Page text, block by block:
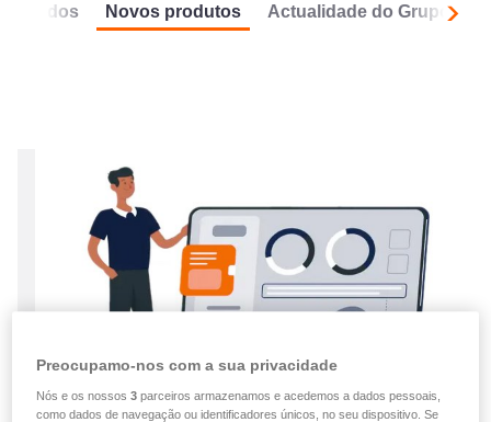
Todos Novos produtos Actualidade do Grupo
Preocupamo-nos com a sua privacidade
Nós e os nossos3 parceiros armazenamos e acedemos a dados pessoais,
como dados de navegação ou identificadores únicos, no seu dispositivo. Se